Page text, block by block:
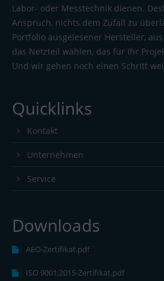
Labor- oder Messtechnik dienen.
Anspruch, nichts dem Zufall zu
Portfolio ausgelesener Hersteller,
das Netzteil wählen, das für Ihr
Und wir gehen noch einen Schritt
Quicklinks
Kontakt
Unternehmen
Service
Downloads
AEO-Zertifikat.pdf
ISO 9001:2015-Zertifikat.pdf